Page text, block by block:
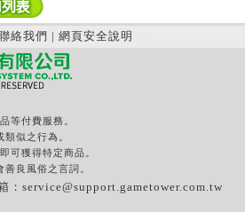
絡我們 | 網頁安全說明
等付費服務。
似之行為。
可獲得特定商品。
良風俗之言詞。
： service@support.gametower.com.tw